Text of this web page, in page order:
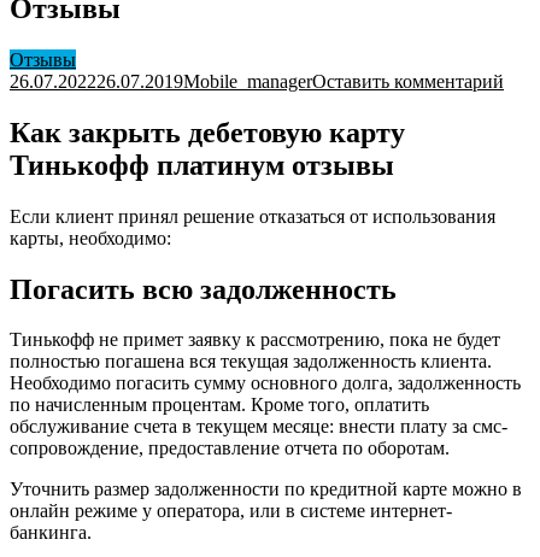
Отзывы
Отзывы
26.07.202226.07.2019Mobile_managerОставить комментарий
Как закрыть дебетовую карту
Тинькофф платинум отзывы
Если клиент принял решение отказаться от использования
карты, необходимо:
Погасить всю задолженность
Тинькофф не примет заявку к рассмотрению, пока не будет
полностью погашена вся текущая задолженность клиента.
Необходимо погасить сумму основного долга, задолженность
по начисленным процентам. Кроме того, оплатить
обслуживание счета в текущем месяце: внести плату за смс-
сопровождение, предоставление отчета по оборотам.
Уточнить размер задолженности по кредитной карте можно в
онлайн режиме у оператора, или в системе интернет-
банкинга.